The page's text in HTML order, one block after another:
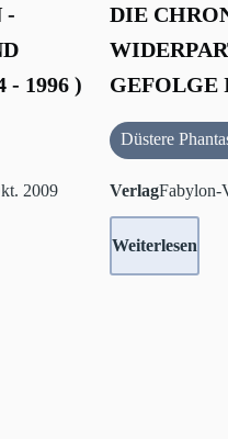
-
- 1996 )
2009
DIE
GEFOLGE
Düstere
VerlagFabylon-
Weiterlesen